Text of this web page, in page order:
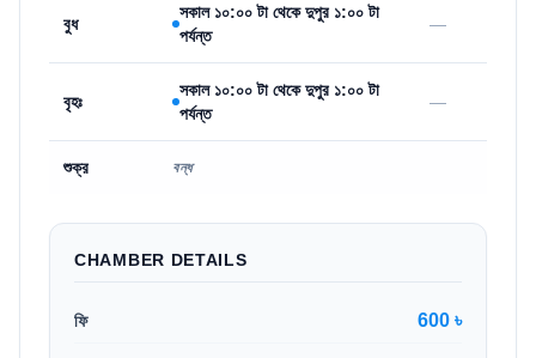
বুধ
সকাল ১০:০০ টা থেকে দুপুর ১:০০ টা
পর্যন্ত
—
বৃহঃ
সকাল ১০:০০ টা থেকে দুপুর ১:০০ টা
পর্যন্ত
—
শুক্র বন্ধ
CHAMBER DETAILS
ফি 600 ৳